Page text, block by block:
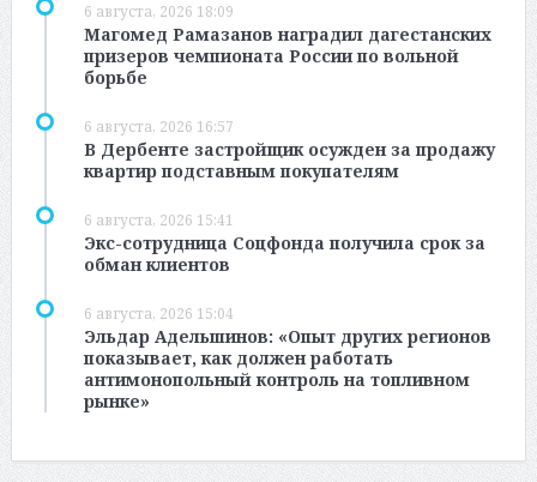
6 августа, 2026 18:09
Магомед Рамазанов наградил дагестанских
призеров чемпионата России по вольной
борьбе
6 августа, 2026 16:57
В Дербенте застройщик осужден за продажу
квартир подставным покупателям
6 августа, 2026 15:41
Экс-сотрудница Соцфонда получила срок за
обман клиентов
6 августа, 2026 15:04
Эльдар Адельшинов: «Опыт других регионов
показывает, как должен работать
антимонопольный контроль на топливном
рынке»